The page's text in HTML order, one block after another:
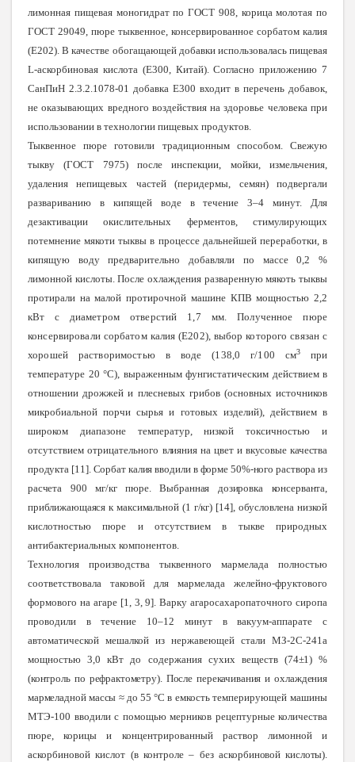
лимонная пищевая моногидрат по ГОСТ 908, корица молотая по
ГОСТ 29049, пюре тыквенное, консервированное сорбатом калия
(E202). В качестве обогащающей добавки использовалась пищевая
L-аскорбиновая кислота (E300, Китай). Согласно приложению 7
СанПиН 2.3.2.1078-01 добавка E300 входит в перечень добавок,
не оказывающих вредного воздействия на здоровье человека при
использовании в технологии пищевых продуктов.
Тыквенное пюре готовили традиционным способом. Свежую
тыкву (ГОСТ 7975) после инспекции, мойки, измельчения,
удаления непищевых частей (перидермы, семян) подвергали
развариванию в кипящей воде в течение 3–4 минут. Для
дезактивации окислительных ферментов, стимулирующих
потемнение мякоти тыквы в процессе дальнейшей переработки, в
кипящую воду предварительно добавляли по массе 0,2 %
лимонной кислоты. После охлаждения разваренную мякоть тыквы
протирали на малой протирочной машине КПВ мощностью 2,2
кВт с диаметром отверстий 1,7 мм. Полученное пюре
консервировали сорбатом калия (E202), выбор которого связан с
хорошей растворимостью в воде (138,0 г/100 см3
при
температуре 20 °C), выраженным фунгистатическим действием в
отношении дрожжей и плесневых грибов (основных источников
микробиальной порчи сырья и готовых изделий), действием в
широком диапазоне температур, низкой токсичностью и
отсутствием отрицательного влияния на цвет и вкусовые качества
продукта [11]. Сорбат калия вводили в форме 50%-ного раствора из
расчета 900 мг/кг пюре. Выбранная дозировка консерванта,
приближающаяся к максимальной (1 г/кг) [14],обусловлена низкой
кислотностью пюре и отсутствием в тыкве природных
антибактериальных компонентов.
Технология производства тыквенного мармелада полностью
соответствовала таковой для мармелада желейно-фруктового
формового на агаре [1, 3, 9]. Варку агаросахаропаточного сиропа
проводили в течение 10–12 минут в вакуум-аппарате с
автоматической мешалкой из нержавеющей стали МЗ-2С-241а
мощностью 3,0 кВт до содержания сухих веществ (74±1) %
(контроль по рефрактометру). После перекачивания и охлаждения
мармеладной массы ≈ до 55 °C в емкость темперирующей машины
МТЭ-100 вводили с помощью мерников рецептурные количества
пюре, корицы и концентрированный раствор лимонной и
аскорбиновой кислот (в контроле – без аскорбиновой кислоты).